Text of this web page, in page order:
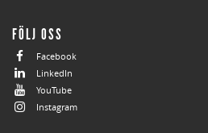
FÖLJ OSS
Facebook
LinkedIn
YouTube
Instagram